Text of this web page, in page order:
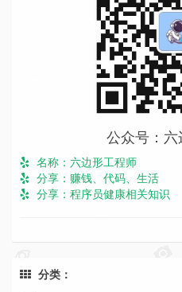
公众号：
名称：六边形工程师
分享：赚钱、代码、生活
分享：程序员健康相关知识
分类：